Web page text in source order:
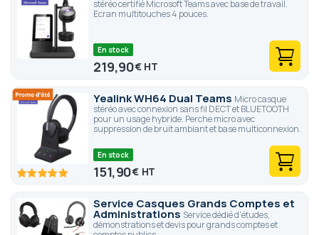
stéréo certifié Microsoft Teams avec base de travail.
Ecran multitouches 4 pouces.
En stock
219,90€
Yealink WH64 Dual Teams Micro casque
stéréo avec connexion sans fil DECT et BLUETOOTH
pour un usage hybride. Perche micro avec
suppression de bruit ambiant et base multiconnexion.
100 100
En stock
151,90€
Service Casques Grands Comptes et
Administrations Service dédié d'études,
démonstrations et devis pour grands comptes et